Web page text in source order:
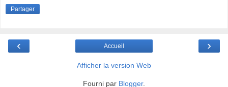
Partager
‹ ›
Accueil
Afficher la version Web
Fourni par Blogger.